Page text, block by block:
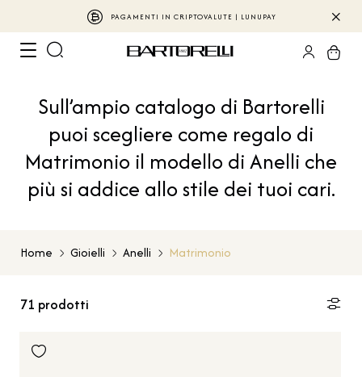
PAGAMENTI IN CRIPTOVALUTE | LUNUPAY
Sull’ampio catalogo di Bartorelli
puoi scegliere come regalo di
Matrimonio il modello di Anelli che
più si addice allo stile dei tuoi cari.
Home Gioielli Anelli Matrimonio
71 prodotti